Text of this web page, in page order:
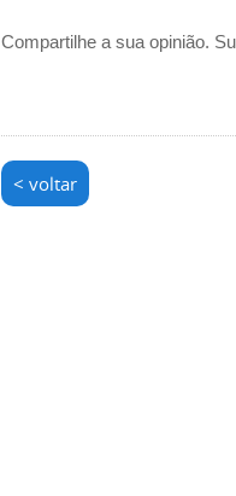
Compartilhe a sua opinião.
< voltar